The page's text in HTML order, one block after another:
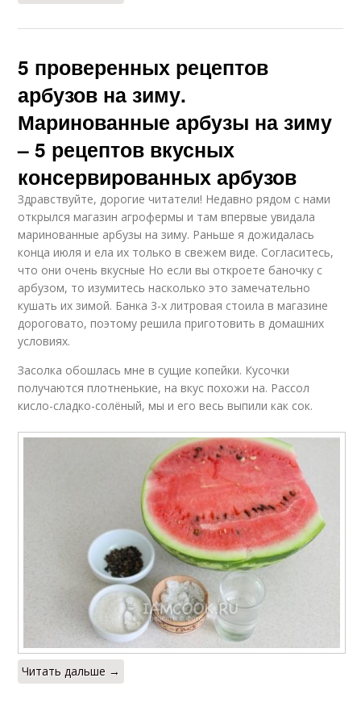
5 проверенных рецептов
арбузов на зиму.
Маринованные арбузы на зиму
– 5 рецептов вкусных
консервированных арбузов
Здравствуйте, дорогие читатели! Недавно рядом с нами
открылся магазин агрофермы и там впервые увидала
маринованные арбузы на зиму. Раньше я дожидалась
конца июля и ела их только в свежем виде. Согласитесь,
что они очень вкусные Но если вы откроете баночку с
арбузом, то изумитесь насколько это замечательно
кушать их зимой. Банка 3-х литровая стоила в магазине
дороговато, поэтому решила приготовить в домашних
условиях.
Засолка обошлась мне в сущие копейки. Кусочки
получаются плотненькие, на вкус похожи на. Рассол
кисло-сладко-солёный, мы и его весь выпили как сок.
Читать дальше →